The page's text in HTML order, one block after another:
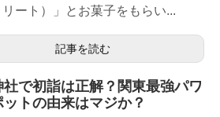
リート）」とお菓子をもらい...
記事を読む
社で初詣は正解？関東最強パワ
ットの由来はマジか？